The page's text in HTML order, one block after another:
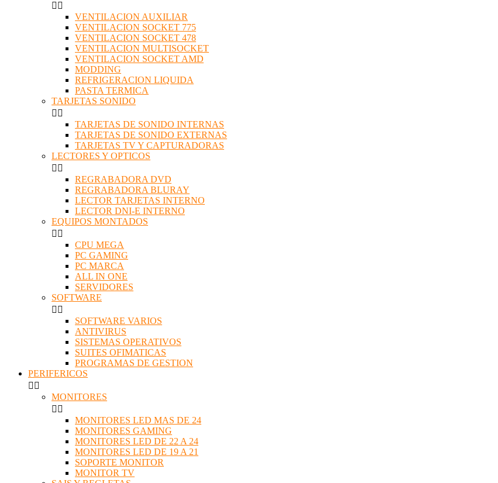
 
VENTILACION AUXILIAR
VENTILACION SOCKET 775
VENTILACION SOCKET 478
VENTILACION MULTISOCKET
VENTILACION SOCKET AMD
MODDING
REFRIGERACION LIQUIDA
PASTA TERMICA
TARJETAS SONIDO
 
TARJETAS DE SONIDO INTERNAS
TARJETAS DE SONIDO EXTERNAS
TARJETAS TV Y CAPTURADORAS
LECTORES Y OPTICOS
 
REGRABADORA DVD
REGRABADORA BLURAY
LECTOR TARJETAS INTERNO
LECTOR DNI-E INTERNO
EQUIPOS MONTADOS
 
CPU MEGA
PC GAMING
PC MARCA
ALL IN ONE
SERVIDORES
SOFTWARE
 
SOFTWARE VARIOS
ANTIVIRUS
SISTEMAS OPERATIVOS
SUITES OFIMATICAS
PROGRAMAS DE GESTION
PERIFERICOS
 
MONITORES
 
MONITORES LED MAS DE 24
MONITORES GAMING
MONITORES LED DE 22 A 24
MONITORES LED DE 19 A 21
SOPORTE MONITOR
MONITOR TV